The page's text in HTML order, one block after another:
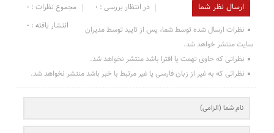
ارسال نظر شما مجموع نظرات : 0
در انتظار بررسی : 0
انتشار یافته : ۰
نظرات ارسال شده توسط شما، پس از تایید توسط مدیران
سایت منتشر خواهد شد.
نظراتی که حاوی تهمت یا افترا باشد منتشر نخواهد شد.
نظراتی که به غیر از زبان فارسی یا غیر مرتبط با خبر باشد منتشر نخواهد شد.